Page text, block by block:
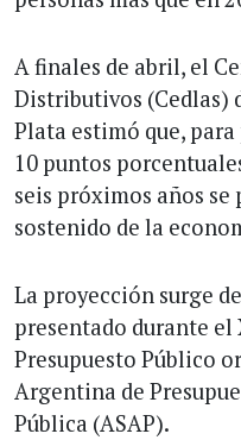
A finales de abril, el
Distributivos (Cedlas)
Plata estimó que,
10 puntos
seis próximos años
sostenido de la
La proyección surge
presentado durante el
Presupuesto Público
Argentina de
Pública (ASAP).